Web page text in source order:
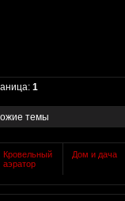
1
темы
Кровельный
аэратор
Дом и дача